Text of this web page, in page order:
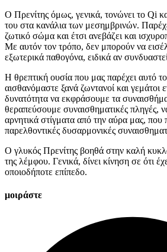
Ο Πρενίτης όμως, γενικά, τονώνει το Qi
του στα κανάλια των μεσημβρινών.
ζωτικό σώμα και έτσι ανεβάζει και
Με αυτόν τον τρόπο, δεν μπορούν να
εξωτερικά παθογόνα, ειδικά αν
Η θρεπτική ουσία που μας παρέχει αυτό
αισθανόμαστε ξανά ζωντανοί και γεμάτοι
δυνατότητα να εκφράσουμε τα
θεραπεύσουμε συναισθηματικές πληγές,
αρνητικά στίγματα από την αύρα μας, που
παρελθοντικές δυσαρμονικές
Ο γλυκός Πρενίτης βοηθά στην καλή
της λέμφου. Γενικά, δίνει κίνηση σε ότι
οποιοδήποτε επίπεδο.
μοιράστε